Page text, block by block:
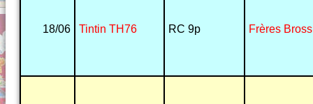
18/06 Tintin TH76 RC 9p Frères Bross